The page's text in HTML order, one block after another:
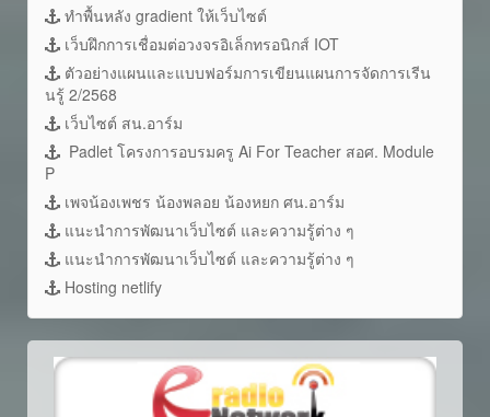
ทำพื้นหลัง gradient ให้เว็บไซต์
เว็บฝึกการเชื่อมต่อวงจรอิเล็กทรอนิกส์ IOT
ตัวอย่างแผนและแบบฟอร์มการเขียนแผนการจัดการเรีน
นรู้ 2/2568
เว็บไซต์ สน.อาร์ม
Padlet โครงการอบรมครู Ai For Teacher สอศ. Module
P
เพจน้องเพชร น้องพลอย น้องหยก ศน.อาร์ม
แนะนำการพัฒนาเว็บไซต์ และความรู้ต่าง ๆ
แนะนำการพัฒนาเว็บไซต์ และความรู้ต่าง ๆ
Hosting netlify